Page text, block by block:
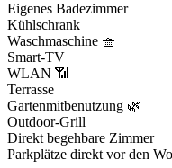
Eigenes Badezimmer
Kühlschrank
Waschmaschine 🧺
Smart-TV
WLAN 📶
Terrasse
Gartenmitbenutzung 🌿
Outdoor-Grill
Direkt begehbare Zimmer
Parkplätze direkt vor den